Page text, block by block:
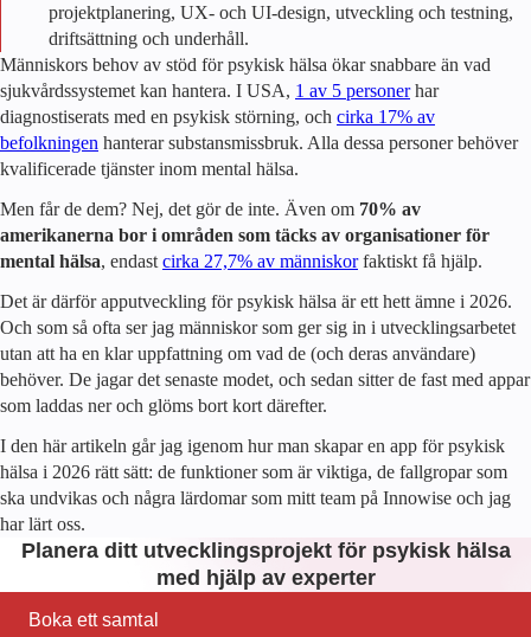
projektplanering, UX- och UI-design, utveckling och testning,
driftsättning och underhåll.
Människors behov av stöd för psykisk hälsa ökar snabbare än vad
sjukvårdssystemet kan hantera. I USA, 1 av 5 personerhar
diagnostiserats med en psykisk störning, och cirka 17% av
befolkningen hanterar substansmissbruk. Alla dessa personer behöver
kvalificerade tjänster inom mental hälsa.
Men får de dem? Nej, det gör de inte. Även om 70% av
amerikanerna bor i områden som täcks av organisationer för
mental hälsa, endast cirka 27,7% av människorfaktiskt få hjälp.
Det är därför apputveckling för psykisk hälsa är ett hett ämne i 2026.
Och som så ofta ser jag människor som ger sig in i utvecklingsarbetet
utan att ha en klar uppfattning om vad de (och deras användare)
behöver. De jagar det senaste modet, och sedan sitter de fast med appar
som laddas ner och glöms bort kort därefter.
I den här artikeln går jag igenom hur man skapar en app för psykisk
hälsa i 2026 rätt sätt: de funktioner som är viktiga, de fallgropar som
ska undvikas och några lärdomar som mitt team på Innowise och jag
har lärt oss.
Planera ditt utvecklingsprojekt för psykisk hälsa
med hjälp av experter
Boka ett samtal